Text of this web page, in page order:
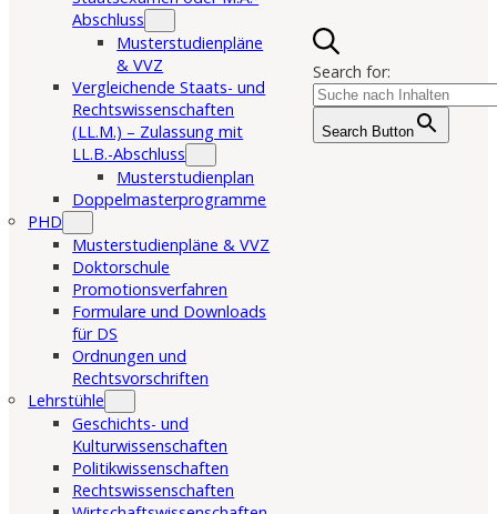
Abschluss
Musterstudienpläne
& VVZ
Vergleichende Staats- und
Rechtswissenschaften
(LL.M.) – Zulassung mit
LL.B.-Abschluss
Musterstudienplan
Doppelmasterprogramme
PHD
Musterstudienpläne & VVZ
Doktorschule
Promotionsverfahren
Formulare und Downloads
für DS
Ordnungen und
Rechtsvorschriften
Lehrstühle
Geschichts- und
Kulturwissenschaften
Politikwissenschaften
Rechtswissenschaften
Search for:
Search Button